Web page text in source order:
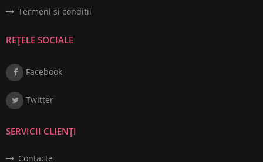
Termeni si conditii
REȚELE SOCIALE
Facebook
Twitter
SERVICII CLIENȚI
Contacte